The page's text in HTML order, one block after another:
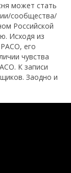
может стать
сообщества/
Российской
Исходя из
РАСО, его
чувства
К записи
Заодно и